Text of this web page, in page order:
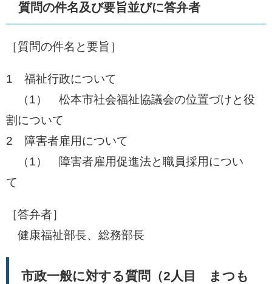
質問の件名及び要旨並びに答弁者
［質問の件名と要旨］
1 福祉行政について
（1） 松本市社会福祉協議会の位置づけと役
割について
2 障害者雇用について
（1） 障害者雇用促進法と職員採用につい
て
［答弁者］
健康福祉部長、総務部長​
市政一般に対する質問（2人目 まつも